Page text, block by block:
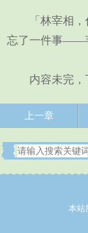
「林宰相，你
忘了一件事——
内容未完，
上一章
本站